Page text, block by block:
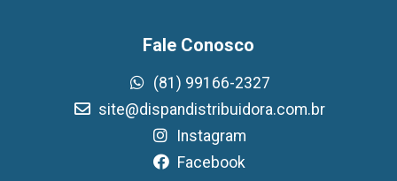
Fale Conosco
(81) 99166-2327
site@dispandistribuidora.com.br
Instagram
Facebook